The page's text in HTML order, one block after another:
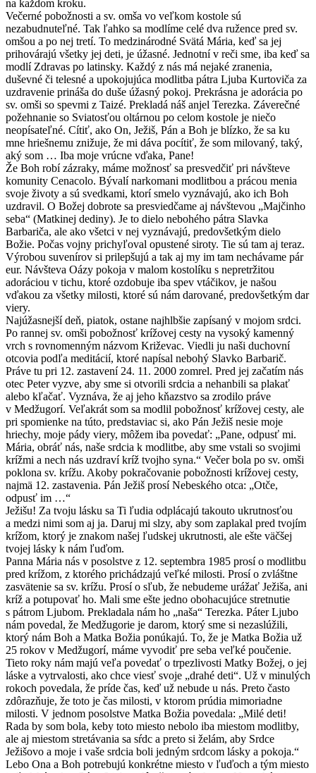
na každom kroku.
Večerné pobožnosti a sv. omša vo veľkom kostole sú
nezabudnuteľné. Tak ľahko sa modlíme celé dva ružence pred sv.
omšou a po nej tretí. To medzinárodné Svätá Mária, keď sa jej
prihovárajú všetky jej deti, je úžasné. Jednotní v reči sme, iba keď sa
modlí Zdravas po latinsky. Každý z nás má nejaké zranenia,
duševné či telesné a upokojujúca modlitba pátra Ljuba Kurtoviča za
uzdravenie prináša do duše úžasný pokoj. Prekrásna je adorácia po
sv. omši so spevmi z Taizé. Prekladá náš anjel Terezka. Záverečné
požehnanie so Sviatosťou oltárnou po celom kostole je niečo
neopísateľné. Cítiť, ako On, Ježiš, Pán a Boh je blízko, že sa ku
mne hriešnemu znižuje, že mi dáva pocítiť, že som milovaný, taký,
aký som … Iba moje vrúcne vďaka, Pane!
Že Boh robí zázraky, máme možnosť sa presvedčiť pri návšteve
komunity Cenacolo. Bývalí narkomani modlitbou a prácou menia
svoje životy a sú svedkami, ktorí smelo vyznávajú, ako ich Boh
uzdravil. O Božej dobrote sa presviedčame aj návštevou „Majčinho
seba“ (Matkinej dediny). Je to dielo nebohého pátra Slavka
Barbariča, ale ako všetci v nej vyznávajú, predovšetkým dielo
Božie. Počas vojny prichyľoval opustené siroty. Tie sú tam aj teraz.
Výrobou suvenírov si prilepšujú a tak aj my im tam nechávame pár
eur. Návšteva Oázy pokoja v malom kostolíku s nepretržitou
adoráciou v tichu, ktoré ozdobuje iba spev vtáčikov, je našou
vďakou za všetky milosti, ktoré sú nám darované, predovšetkým dar
viery.
Najúžasnejší deň, piatok, ostane najhlbšie zapísaný v mojom srdci.
Po rannej sv. omši pobožnosť krížovej cesty na vysoký kamenný
vrch s rovnomenným názvom Križevac. Viedli ju naši duchovní
otcovia podľa meditácií, ktoré napísal nebohý Slavko Barbarič.
Práve tu pri 12. zastavení 24. 11. 2000 zomrel. Pred jej začatím nás
otec Peter vyzve, aby sme si otvorili srdcia a nehanbili sa plakať
alebo kľačať. Vyznáva, že aj jeho kňazstvo sa zrodilo práve
v Medžugorí. Veľakrát som sa modlil pobožnosť krížovej cesty, ale
pri spomienke na túto, predstaviac si, ako Pán Ježiš nesie moje
hriechy, moje pády viery, môžem iba povedať: „Pane, odpusť mi.
Mária, obráť nás, naše srdcia k modlitbe, aby sme vstali so svojimi
krížmi a nech nás uzdraví kríž tvojho syna.“ Večer bola po sv. omši
poklona sv. krížu. Akoby pokračovanie pobožnosti krížovej cesty,
najmä 12. zastavenia. Pán Ježiš prosí Nebeského otca: „Otče,
odpusť im …“
Ježišu! Za tvoju lásku sa Ti ľudia odplácajú takouto ukrutnosťou
a medzi nimi som aj ja. Daruj mi slzy, aby som zaplakal pred tvojím
krížom, ktorý je znakom našej ľudskej ukrutnosti, ale ešte väčšej
tvojej lásky k nám ľuďom.
Panna Mária nás v posolstve z 12. septembra 1985 prosí o modlitbu
pred krížom, z ktorého prichádzajú veľké milosti. Prosí o zvláštne
zasvätenie sa sv. krížu. Prosí o sľub, že nebudeme urážať Ježiša, ani
kríž a potupovať ho. Mali sme ešte jedno obohacujúce stretnutie
s pátrom Ljubom. Prekladala nám ho „naša“ Terezka. Páter Ljubo
nám povedal, že Medžugorie je darom, ktorý sme si nezaslúžili,
ktorý nám Boh a Matka Božia ponúkajú. To, že je Matka Božia už
25 rokov v Medžugorí, máme vyvodiť pre seba veľké poučenie.
Tieto roky nám majú veľa povedať o trpezlivosti Matky Božej, o jej
láske a vytrvalosti, ako chce viesť svoje „drahé deti“. Už v minulých
rokoch povedala, že príde čas, keď už nebude u nás. Preto často
zdôrazňuje, že toto je čas milosti, v ktorom prúdia mimoriadne
milosti. V jednom posolstve Matka Božia povedala: „Milé deti!
Rada by som bola, keby toto miesto nebolo iba miestom modlitby,
ale aj miestom stretávania sa sŕdc a preto si želám, aby Srdce
Ježišovo a moje i vaše srdcia boli jedným srdcom lásky a pokoja.“
Lebo Ona a Boh potrebujú konkrétne miesto v ľuďoch a tým miesto